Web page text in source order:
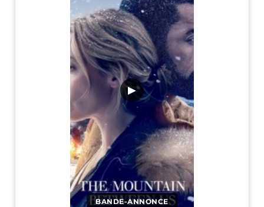
BANDE-ANNONCE
▶